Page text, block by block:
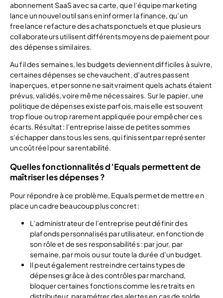
abonnement SaaS avec sa carte, que l’équipe marketing
lance un nouvel outil sans en informer la finance, qu’un
freelance refacture des achats ponctuels et que plusieurs
collaborateurs utilisent différents moyens de paiement pour
des dépenses similaires.
Au fil des semaines, les budgets deviennent difficiles à suivre,
certaines dépenses se chevauchent, d’autres passent
inaperçues, et personne ne sait vraiment quels achats étaient
prévus, validés, voire même nécessaires. Sur le papier, une
politique de dépenses existe parfois, mais elle est souvent
trop floue ou trop rarement appliquée pour empêcher ces
écarts. Résultat : l’entreprise laisse de petites sommes
s’échapper dans tous les sens, qui finissent par représenter
un coût réel pour sa rentabilité.
Quelles fonctionnalités d’Equals permettent de
maîtriser les dépenses ?
Pour répondre à ce problème, Equals permet de mettre en
place un cadre beaucoup plus concret :
L’administrateur de l’entreprise peut définir des
plafonds personnalisés par utilisateur, en fonction de
son rôle et de ses responsabilités : par jour, par
semaine, par mois ou sur toute la durée d’un budget.
Il peut également restreindre certains types de
dépenses grâce à des contrôles par marchand,
bloquer certaines fonctions comme les retraits en
distributeur, paramétrer des alertes en cas de solde